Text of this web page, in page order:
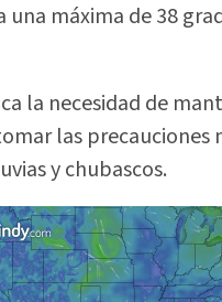
máxima de 38
la necesidad de
las precauciones
y chubascos.